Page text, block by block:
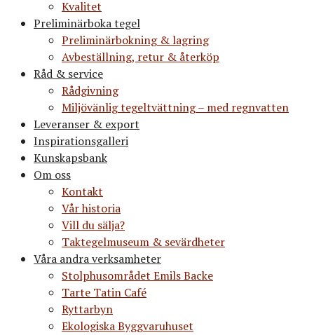
Kvalitet
Preliminärboka tegel
Preliminärbokning & lagring
Avbeställning, retur & återköp
Råd & service
Rådgivning
Miljövänlig tegeltvättning – med regnvatten
Leveranser & export
Inspirationsgalleri
Kunskapsbank
Om oss
Kontakt
Vår historia
Vill du sälja?
Taktegelmuseum & sevärdheter
Våra andra verksamheter
Stolphusområdet Emils Backe
Tarte Tatin Café
Ryttarbyn
Ekologiska Byggvaruhuset